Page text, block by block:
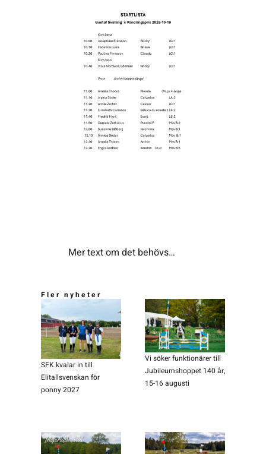
Kontakta SFK
Profilprodukter
Nyheter,
reportage och
kuriosa
Dokument &
Mer text om det behövs…
Fler nyheter
SFK kvalar in till
Elitallsvenskan för
ponny 2027
Vi söker funktionärer till
Jubileumshoppet 140 år,
15-16 augusti